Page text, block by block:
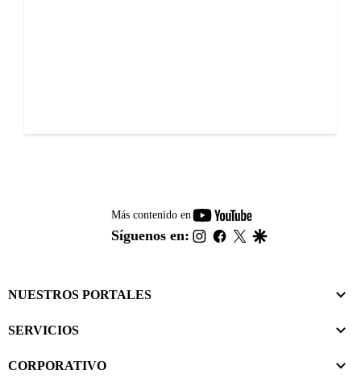
Más contenido en
youtube-
footer
Síguenos en: instagram
facebook
twitter
NUESTROS PORTALES
SERVICIOS
CORPORATIVO